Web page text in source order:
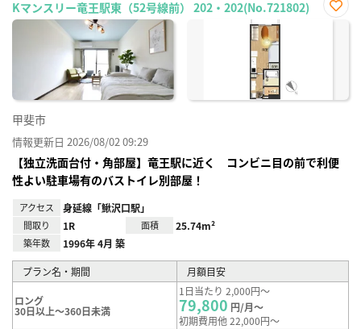
Kマンスリー竜王駅東（52号線前） 202・202(No.721802)
お気
甲斐市
情報更新日 2026/08/02 09:29
【独立洗面台付・角部屋】竜王駅に近く コンビニ目の前で利便
性よい駐車場有のバストイレ別部屋！
アクセス 身延線「鰍沢口駅」
間取り 1R 面積 25.74m²
築年数 1996年 4月 築
プラン名・期間 月額目安
ロング
30日以上～360日未満
1日当たり 2,000円～
79,800 円/月～
初期費用他 22,000円～